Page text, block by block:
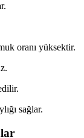
oranı yüksektir.
sağlar.